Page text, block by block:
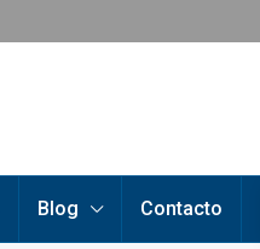
Blog Contacto